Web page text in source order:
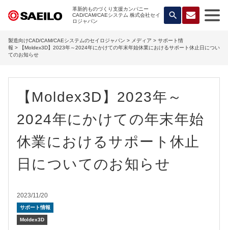
革新的ものづくり支援カンパニー
CAD/CAM/CAEシステム 株式会社セイ
ロジャパン
search
製造向けCAD/CAM/CAEシステムのセイロジャパン > メディア > サポート情
報 > 【Moldex3D】2023年～2024年にかけての年末年始休業におけるサポート休止日につい
てのお知らせ
【Moldex3D】2023年～
2024年にかけての年末年始
休業におけるサポート休止
日についてのお知らせ
2023/11/20
サポート情報
Moldex3D